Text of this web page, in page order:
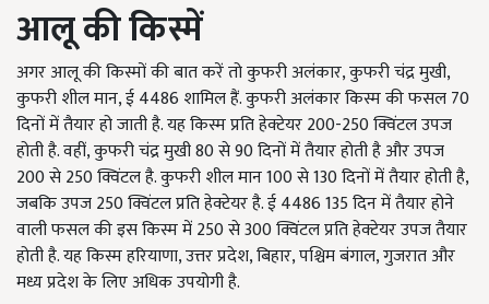
आलू की किस्में
अगर आलू की किस्मों की बात करें तो कुफरी अलंकार, कुफरी चंद्र मुखी,
कुफरी शील मान, ई 4486 शामिल हैं. कुफरी अलंकार किस्म की फसल 70
दिनों में तैयार हो जाती है. यह किस्म प्रति हेक्टेयर 200-250 क्विंटल उपज
होती है. वहीं, कुफरी चंद्र मुखी 80 से 90 दिनों में तैयार होती है और उपज
200 से 250 क्विंटल है. कुफरी शील मान 100 से 130 दिनों में तैयार होती है,
जबकि उपज 250 क्विंटल प्रति हेक्टेयर है. ई 4486 135 दिन में तैयार होने
वाली फसल की इस किस्म में 250 से 300 क्विंटल प्रति हेक्टेयर उपज तैयार
होती है. यह किस्म हरियाणा, उत्तर प्रदेश, बिहार, पश्चिम बंगाल, गुजरात और
मध्य प्रदेश के लिए अधिक उपयोगी है.